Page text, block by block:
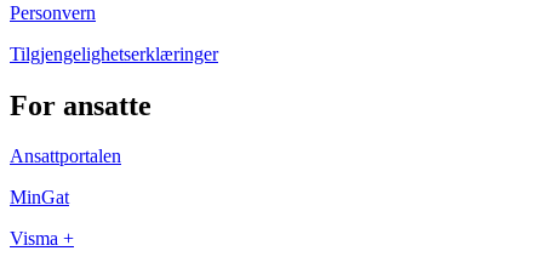
Personvern
Tilgjengelighetserklæringer
For ansatte
Ansattportalen
MinGat
Visma +